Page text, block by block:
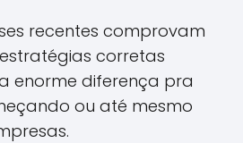
recentes comprovam
corretas
enorme diferença pra
ou até mesmo